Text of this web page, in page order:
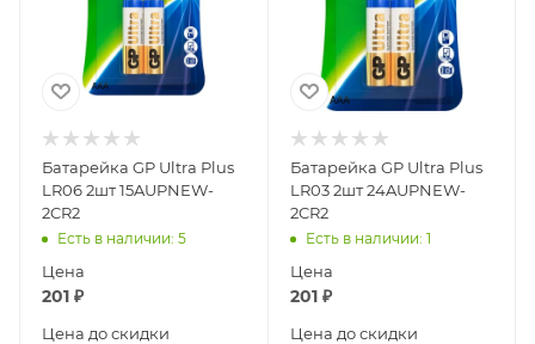
Батарейка GP Ultra Plus
LR06 2шт 15AUPNEW-
2CR2
Есть в наличии: 5
Цена
201 ₽
Цена до скидки
Батарейка GP Ultra Plus
LR03 2шт 24AUPNEW-
2CR2
Есть в наличии: 1
Цена
201₽
Цена до скидки